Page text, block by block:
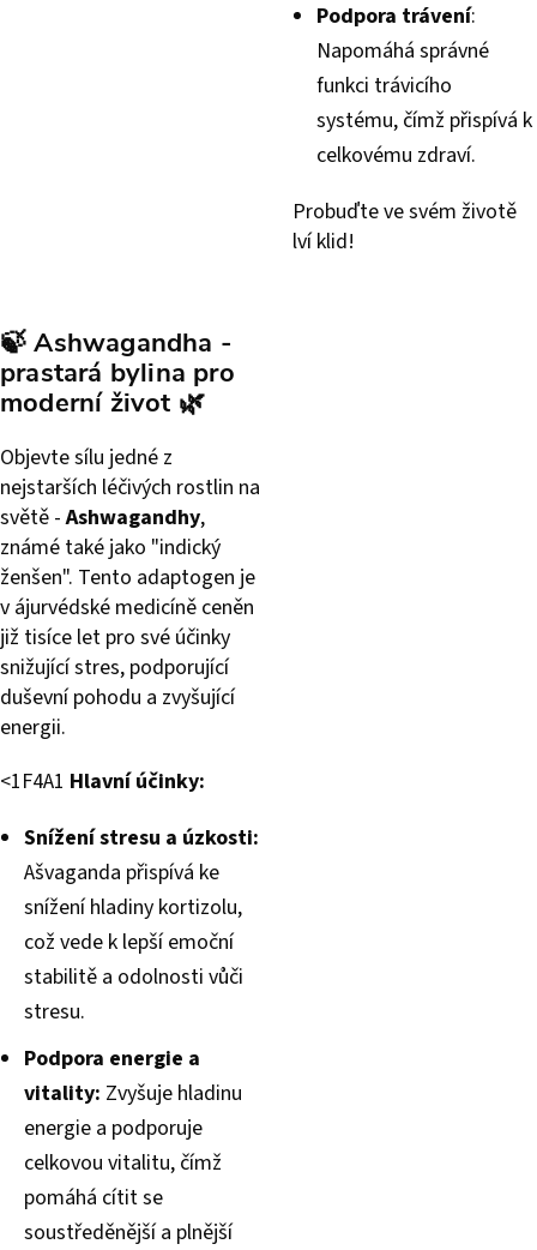
Podpora trávení:
Napomáhá správné
funkci trávicího
systému, čímž přispívá k
celkovému zdraví.
Probuďte ve svém životě
lví klid!
🍃Ashwagandha -
prastará bylina pro
moderní život 🌿
Objevte sílu jedné z
nejstarších léčivých rostlin na
světě -Ashwagandhy,
známé také jako "indický
ženšen". Tento adaptogen je
v ájurvédské medicíně ceněn
již tisíce let pro své účinky
snižující stres, podporující
duševní pohodu a zvyšující
energii.
<1F4A1 Hlavní účinky:
Snížení stresu a úzkosti:
Ašvaganda přispívá ke
snížení hladiny kortizolu,
což vede k lepší emoční
stabilitě a odolnosti vůči
stresu.
Podpora energie a
vitality: Zvyšuje hladinu
energie a podporuje
celkovou vitalitu, čímž
pomáhá cítit se
soustředěnější a plnější